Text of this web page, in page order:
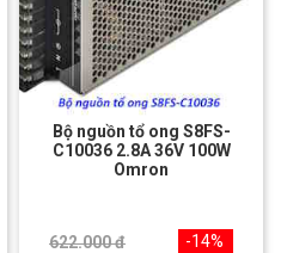
Bộ nguồn tổ ong S8FS-
C10036 2.8A 36V 100W
Omron
622.000 đ
-14%